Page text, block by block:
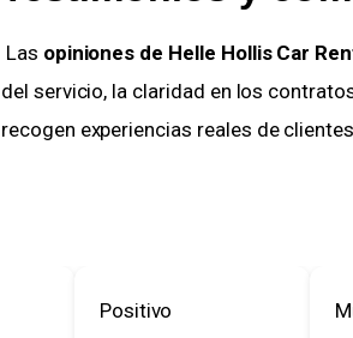
Las opiniones de Helle Hollis Car
del servicio, la claridad en los
recogen experiencias reales de
Positivo